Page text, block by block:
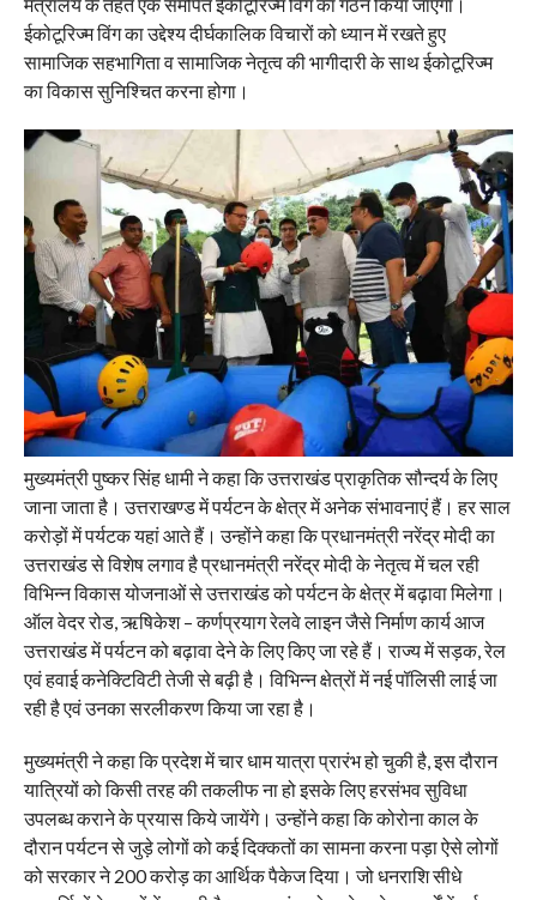
ईकोटूरिज्म विंग का उद्देश्य दीर्घकालिक विचारों को ध्यान में रखते हुए
सामाजिक सहभागिता व सामाजिक नेतृत्व की भागीदारी के साथ ईकोटूरिज्म
का विकास सुनिश्चित करना होगा।
मुख्यमंत्री पुष्कर सिंह धामी ने कहा कि उत्तराखंड प्राकृतिक सौन्दर्य के लिए
जाना जाता है। उत्तराखण्ड में पर्यटन के क्षेत्र में अनेक संभावनाएं हैं। हर साल
करोड़ों में पर्यटक यहां आते हैं। उन्होंने कहा कि प्रधानमंत्री नरेंद्र मोदी का
उत्तराखंड से विशेष लगाव है प्रधानमंत्री नरेंद्र मोदी के नेतृत्व में चल रही
विभिन्न विकास योजनाओं से उत्तराखंड को पर्यटन के क्षेत्र में बढ़ावा मिलेगा।
ऑल वेदर रोड, ऋषिकेश – कर्णप्रयाग रेलवे लाइन जैसे निर्माण कार्य आज
उत्तराखंड में पर्यटन को बढ़ावा देने के लिए किए जा रहे हैं। राज्य में सड़क, रेल
एवं हवाई कनेक्टिविटी तेजी से बढ़ी है। विभिन्न क्षेत्रों में नई पॉलिसी लाई जा
रही है एवं उनका सरलीकरण किया जा रहा है।
मुख्यमंत्री ने कहा कि प्रदेश में चार धाम यात्रा प्रारंभ हो चुकी है, इस दौरान
यात्रियों को किसी तरह की तकलीफ ना हो इसके लिए हरसंभव सुविधा
उपलब्ध कराने के प्रयास किये जायेंगे। उन्होंने कहा कि कोरोना काल के
दौरान पर्यटन से जुड़े लोगों को कई दिक्कतों का सामना करना पड़ा ऐसे लोगों
को सरकार ने 200 करोड़ का आर्थिक पैकेज दिया। जो धनराशि सीधे